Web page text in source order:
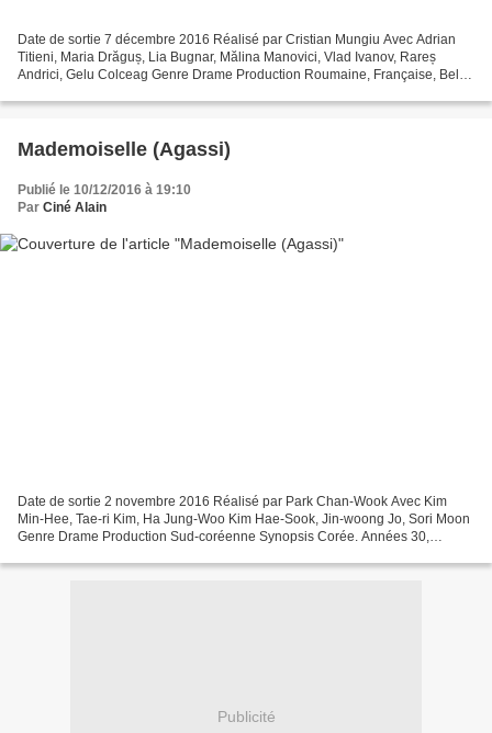
Date de sortie 7 décembre 2016 Réalisé par Cristian Mungiu Avec Adrian
Titieni, Maria Drăguș, Lia Bugnar, Mălina Manovici, Vlad Ivanov, Rareș
Andrici, Gelu Colceag Genre Drame Production Roumaine, Française, Belge
Mademoiselle (Agassi)
Publié le 10/12/2016 à 19:10
Par Ciné Alain
Date de sortie 2 novembre 2016 Réalisé par Park Chan-Wook Avec Kim
Min-Hee, Tae-ri Kim, Ha Jung-Woo Kim Hae-Sook, Jin-woong Jo, Sori Moon
Genre Drame Production Sud-coréenne Synopsis Corée. Années 30,
Publicité